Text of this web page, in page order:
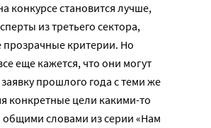
конкурсе становится лучше,
из третьего сектора,
прозрачные критерии. Но
еще кажется, что они могут
прошлого года с теми же
конкретные цели какими-то
словами из серии «Нам